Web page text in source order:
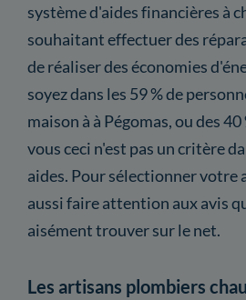
système d'aides financières à
souhaitant effectuer des
de réaliser des économies
soyez dans les 59 % de
maison à à Pégomas, ou des
vous ceci n'est pas un critère
aides. Pour sélectionner votre
aussi faire attention aux avis
aisément trouver sur le net.
Les artisans plombiers